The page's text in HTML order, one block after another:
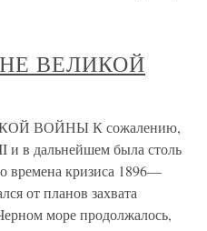
ВЕЛИКОЙ
ВОЙНЫ К сожалению,
и в дальнейшем была столь
времена кризиса 1896—
от планов захвата
море продолжалось,